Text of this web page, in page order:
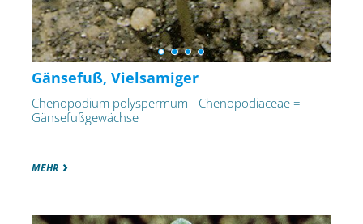
Gänsefuß, Vielsamiger
Chenopodium polyspermum - Chenopodiaceae =
Gänsefußgewächse
MEHR